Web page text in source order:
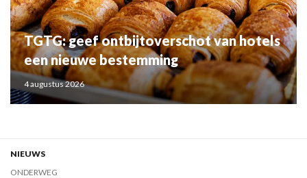
TGTG: geef ontbijtoverschot van hotels
een nieuwe bestemming
4 augustus 2026
NIEUWS
ONDERWEG